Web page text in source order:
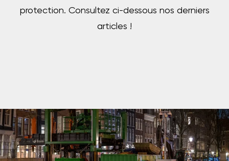
protection. Consultez ci-dessous nos derniers
articles !